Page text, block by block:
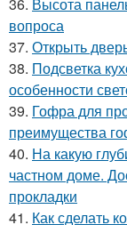
вопроса
37. Открыть
38. Подсветка
особенности
39. Гофра для
преимущества
40. На какую
частном доме.
прокладки
41. Как сделать